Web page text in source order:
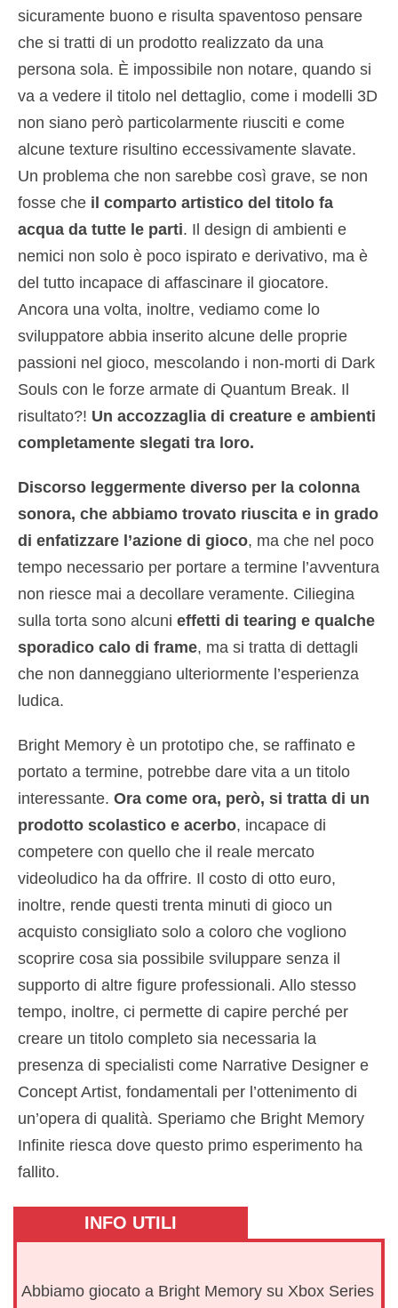
sicuramente buono e risulta spaventoso pensare
che si tratti di un prodotto realizzato da una
persona sola. È impossibile non notare, quando si
va a vedere il titolo nel dettaglio, come i modelli 3D
non siano però particolarmente riusciti e come
alcune texture risultino eccessivamente slavate.
Un problema che non sarebbe così grave, se non
fosse che il comparto artistico del titolo fa
acqua da tutte le parti. Il design di ambienti e
nemici non solo è poco ispirato e derivativo, ma è
del tutto incapace di affascinare il giocatore.
Ancora una volta, inoltre, vediamo come lo
sviluppatore abbia inserito alcune delle proprie
passioni nel gioco, mescolando i non-morti di Dark
Souls con le forze armate di Quantum Break. Il
risultato?! Un accozzaglia di creature e ambienti
completamente slegati tra loro.
Discorso leggermente diverso per la colonna
sonora, che abbiamo trovato riuscita e in grado
di enfatizzare l’azione di gioco, ma che nel poco
tempo necessario per portare a termine l’avventura
non riesce mai a decollare veramente. Ciliegina
sulla torta sono alcuni effetti di tearing e qualche
sporadico calo di frame, ma si tratta di dettagli
che non danneggiano ulteriormente l’esperienza
ludica.
Bright Memory è un prototipo che, se raffinato e
portato a termine, potrebbe dare vita a un titolo
interessante. Ora come ora, però, si tratta di un
prodotto scolastico e acerbo, incapace di
competere con quello che il reale mercato
videoludico ha da offrire. Il costo di otto euro,
inoltre, rende questi trenta minuti di gioco un
acquisto consigliato solo a coloro che vogliono
scoprire cosa sia possibile sviluppare senza il
supporto di altre figure professionali. Allo stesso
tempo, inoltre, ci permette di capire perché per
creare un titolo completo sia necessaria la
presenza di specialisti come Narrative Designer e
Concept Artist, fondamentali per l’ottenimento di
un’opera di qualità. Speriamo che Bright Memory
Infinite riesca dove questo primo esperimento ha
fallito.
INFO UTILI
Abbiamo giocato a Bright Memory su Xbox Series